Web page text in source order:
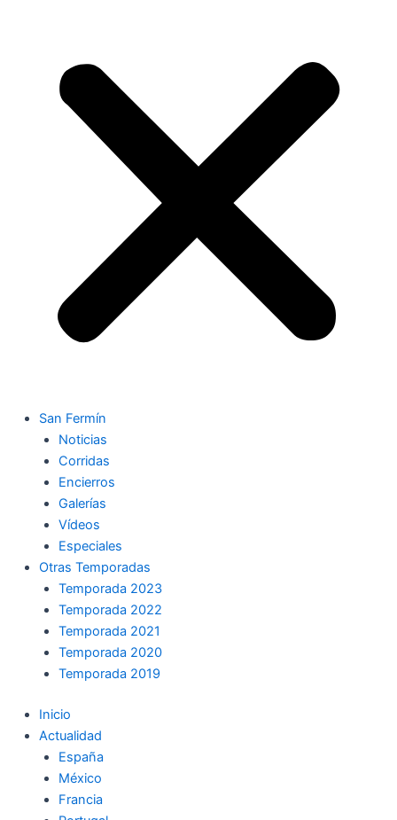
San Fermín
Noticias
Corridas
Encierros
Galerías
Vídeos
Especiales
Otras Temporadas
Temporada 2023
Temporada 2022
Temporada 2021
Temporada 2020
Temporada 2019
Inicio
Actualidad
España
México
Francia